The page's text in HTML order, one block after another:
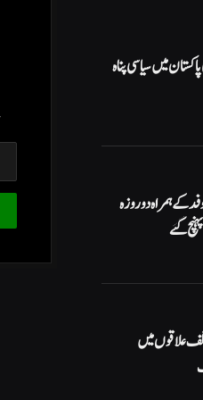
میں سیاسی پناہ
کے ہمراہ دو روزه
گئے
علاقوں میں